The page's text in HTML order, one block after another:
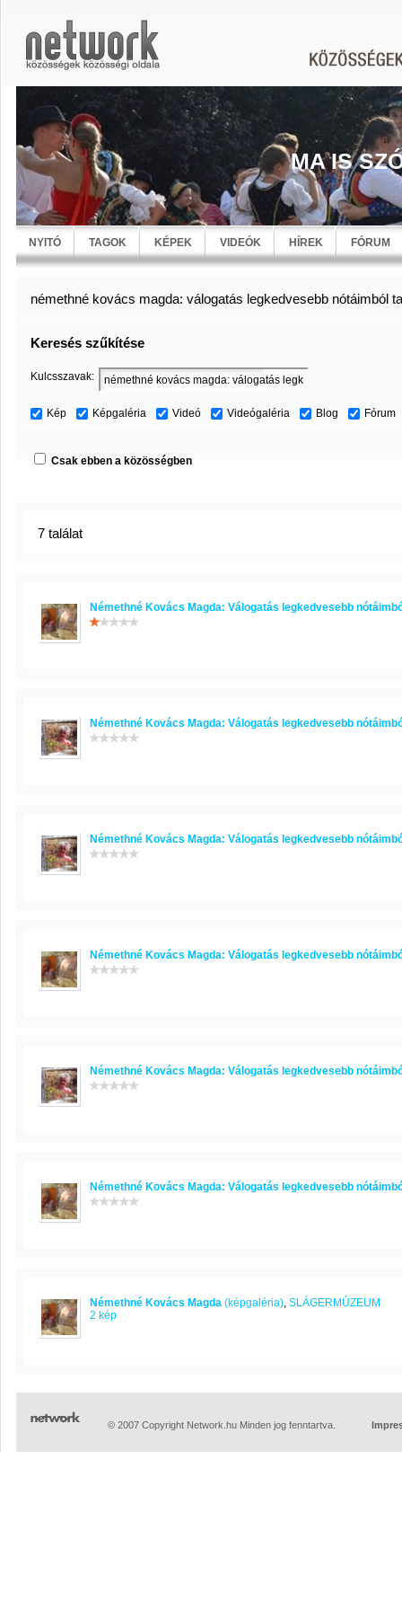
MA IS
NYITÓ TAGOK KÉPEK VIDEÓK HÍREK FÓRUM
némethné kovács magda: válogatás legkedvesebb nótáimból
Keresés szűkítése
Kulcsszavak:
Kép Képgaléria Videó Videógaléria Blog Fórum
Csak ebben a közösségben
7 találat
Némethné Kovács Magda: Válogatás legkedvesebb
Némethné Kovács Magda: Válogatás legkedvesebb
Némethné Kovács Magda: Válogatás legkedvesebb
Némethné Kovács Magda: Válogatás legkedvesebb
Némethné Kovács Magda: Válogatás legkedvesebb
Némethné Kovács Magda: Válogatás legkedvesebb
Némethné Kovács Magda (képgaléria), SLÁGERMÚZEUM
2 kép
© 2007 Copyright Network.hu Minden jog fenntartva.